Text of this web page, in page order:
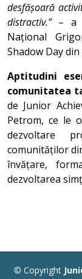
desfășoară
distractiv.”– a
Național
Shadow Day
Aptitudini
comunitatea
de Junior
Petrom, ce le
dezvoltare
comunităților
învățare,
dezvoltarea
© Copyright